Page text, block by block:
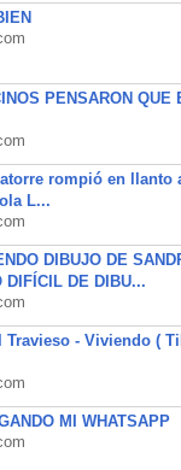
PENSARON QUE
rompió en llanto
L...
DIBUJO DE
DIFÍCIL DE DIBU...
Travieso - Viviendo (
MI WHATSAPP